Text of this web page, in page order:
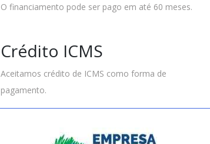
O financiamento pode ser pago em até 60 meses.
Crédito ICMS
Aceitamos crédito de ICMS como forma de
pagamento.